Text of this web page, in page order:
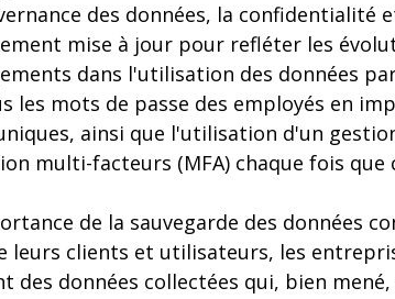
des données, la confidentialité
mise à jour pour refléter les
dans l'utilisation des données
les mots de passe des employés en
ainsi que l'utilisation d'un
multi-facteurs (MFA) chaque fois que
de la sauvegarde des données
leurs clients et utilisateurs, les
données collectées qui, bien